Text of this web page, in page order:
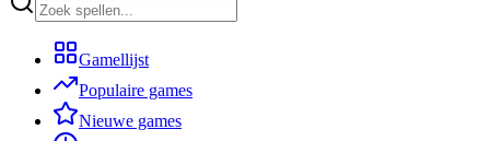
Gamellijst
Populaire games
Nieuwe games